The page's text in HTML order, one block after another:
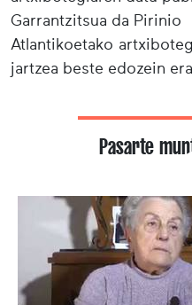
Garrantzitsua da Pirinio
Atlantikoetako
jartzea beste edozein
Pasarte